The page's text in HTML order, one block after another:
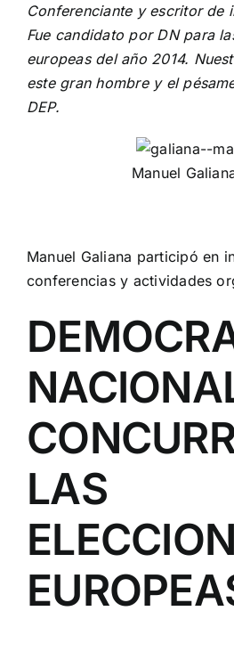
Conferenciante y escritor de
Fue candidato por DN para
europeas del año 2014.
este gran hombre y el
DEP.
Manuel
Manuel Galiana participó en
conferencias y actividades
LAS